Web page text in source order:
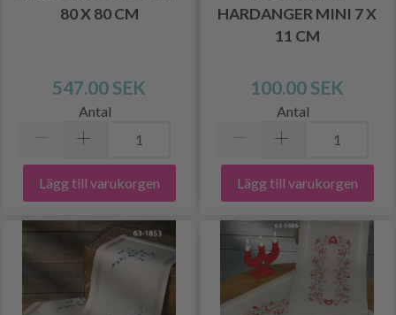
80 X 80 CM
547.00 SEK
Antal
Lägg till varukorgen
HARDANGER MINI 7 X
11 CM
100.00 SEK
Antal
Lägg till varukorgen